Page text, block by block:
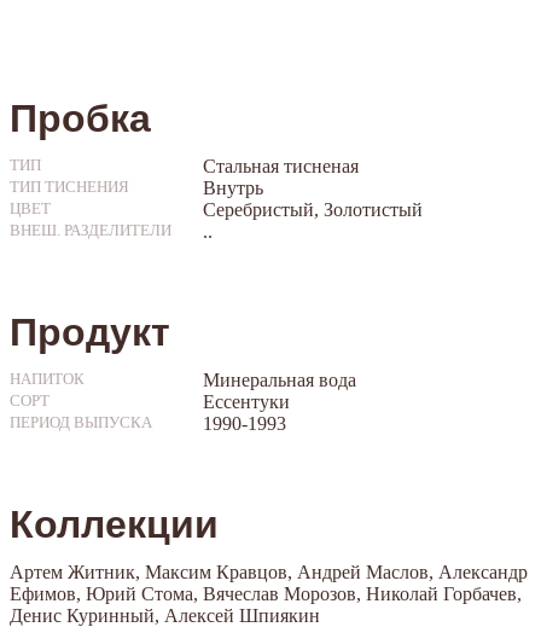
Пробка
ТИП Стальная тисненая
ТИП ТИСНЕНИЯ Внутрь
ЦВЕТ Серебристый, Золотистый
ВНЕШ. РАЗДЕЛИТЕЛИ ..
Продукт
НАПИТОК Минеральная вода
СОРТ Ессентуки
ПЕРИОД ВЫПУСКА 1990-1993
Коллекции
Артем Житник, Максим Кравцов, Андрей Маслов, Александр
Ефимов, Юрий Стома, Вячеслав Морозов, Николай Горбачев,
Денис Куринный, Алексей Шпиякин